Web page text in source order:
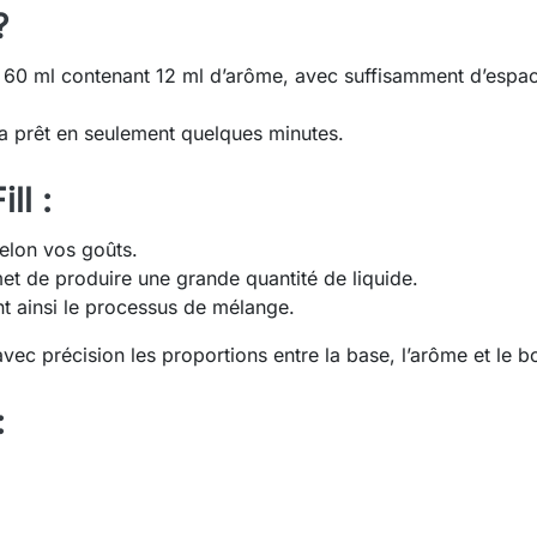
ml contenant 12 ml d’arôme, avec suffisamment
en seulement quelques minutes.
:
vos goûts.
de produire une grande quantité de liquide.
ainsi le processus de mélange.
précision les proportions entre la base, l’arôme et le